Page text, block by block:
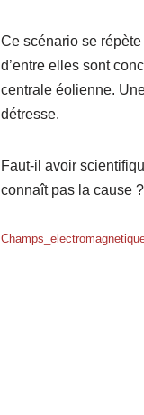
Ce scénario se
d’entre elles sont
centrale éolienne.
détresse.
Faut-il avoir
connaît pas la cause